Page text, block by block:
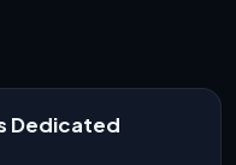
Dedicated